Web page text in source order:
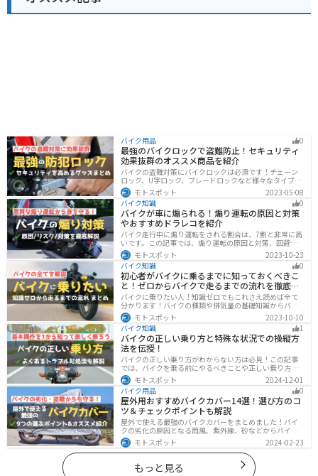
バイク用品 0
最強のバイクロックで盗難防止！セキュリティ
効果抜群のオススメ商品を紹介
バイクの盗難対策にバイクロックは必須です！チェーン
ロック、U字ロック、ブレードロックなど様々なタイプが
あるので自分の用途に合った使いやすいものを選びまし
ょう。この記事ではバイクロックの種類と特徴、それぞ
れ最強の商品を紹介します。
モトスポット
2023-05-08
バイク知識
0
バイクが車に煽られる！煽り運転の原因と対策
やおすすめドラレコを紹介
バイク走行中に煽り運転をされる割合は、7割と非常に高
いです。この記事では、煽り運転の原因と対策、回避方
法について解説します。抑止力の高いオススメのドライ
ブレコーダーも紹介しますので、煽り運転対策をしたい
人はぜひ参考にしてください。
モトスポット
2023-10-23
バイク知識
0
初心者がバイクに乗るまでに知っておくべきこ
と！ゼロからバイクで走るまでの流れを徹底解
説
バイクに乗りたい人！知識ゼロでもこれさえ読めば全て
分かります！バイクの種類や排気量の基礎知識からバイ
クの選び方、免許の取り方、購入、納車、その後のバイ
クライフまで全てサポートします！
モトスポット
2023-10-10
バイク知識
1
バイクの正しい乗り方と特殊な状況での操縦方
法を伝授！
バイクの正しい乗り方がわからない方は必見！この記事
では、バイクを乗る前にやるべきことや正しい乗り方、
トラブルと対処法を解説しています。実は、車と気をつ
ける部分はかなり異なるので注意が必要です。この記事
を読めば、安全で快適なバイクライフを送れます。
モトスポット
2024-12-01
バイク用品
0
屋外用おすすめバイクカバー14選！選び方のコ
ツ＆チェックポイントも解説
屋外で使える最強のバイクカバーをまとめました！バイ
クの劣化の原因となる雨風、紫外線、砂などからバイク
を守ることはもちろん、盗難やいたずら対策にもなりま
す。バイクカバーの選び方からオススメまでまとめまし
たので、カバーを探している人はぜひ参考にしてくださ
モトスポット 2024-02-23
もっと見る